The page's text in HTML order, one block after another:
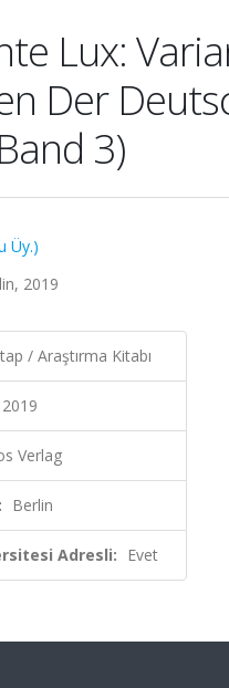
Lux:
Der
3)
Üy.)
2019
/ Araştırma Kitabı
2019
Verlag
Berlin
Adresli: Evet